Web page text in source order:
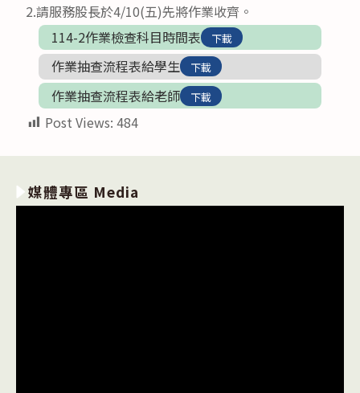
2.請服務股長於4/10(五)先將作業收齊。
114-2作業檢查科目時間表
下載
作業抽查流程表給學生 下載
作業抽查流程表給老師 下載
Post Views: 484
媒體專區 Media